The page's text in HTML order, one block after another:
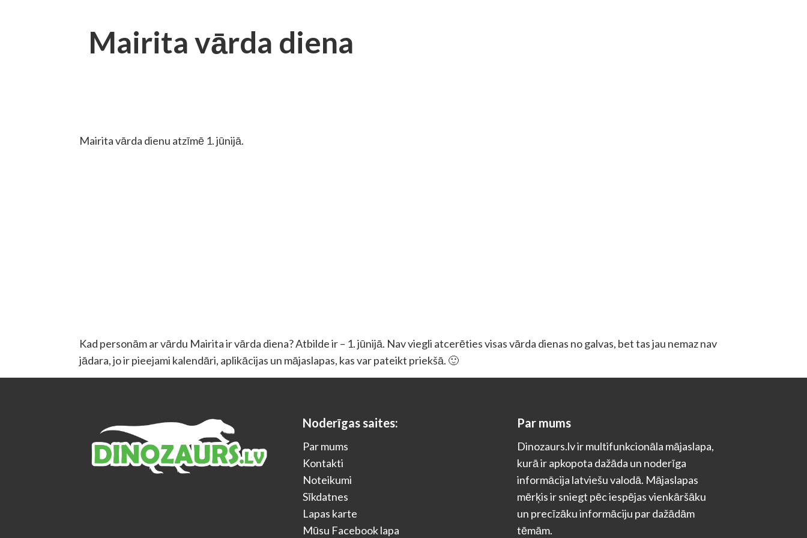
Mairita vārda diena
Mairita vārda dienu atzīmē 1. jūnijā.
Kad personām ar vārdu Mairita ir vārda diena? Atbilde ir – 1. jūnijā. Nav viegli atcerēties visas vārda dienas no galvas, bet tas jau nemaz nav
jādara, jo ir pieejami kalendāri, aplikācijas un mājaslapas, kas var pateikt priekšā. 🙂
Noderīgas saites:
Par mums
Kontakti
Noteikumi
Sīkdatnes
Lapas karte
Mūsu Facebook lapa
Par mums
Dinozaurs.lv ir multifunkcionāla mājaslapa,
kurā ir apkopota dažāda un noderīga
informācija latviešu valodā. Mājaslapas
mērķis ir sniegt pēc iespējas vienkāršāku
un precīzāku informāciju par dažādām
tēmām.